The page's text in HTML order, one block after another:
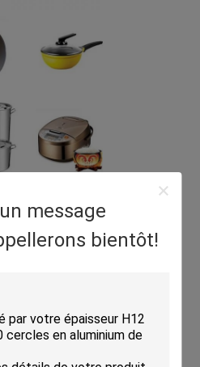
message
bientôt!